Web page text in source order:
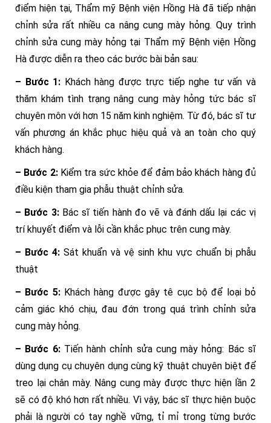
điểm hiện tại, Thẩm mỹ Bệnh viện Hồng Hà đã tiếp nhận
chỉnh sửa rất nhiều ca nâng cung mày hỏng. Quy trình
chỉnh sửa cung mày hỏng tại Thẩm mỹ Bệnh viện Hồng
Hà được diễn ra theo các bước bài bản sau:
– Bước 1: Khách hàng được trực tiếp nghe tư vấn và
thăm khám tình trạng nâng cung mày hỏng tức bác sĩ
chuyên môn với hơn 15 năm kinh nghiệm. Từ đó, bác sĩ tư
vấn phương án khắc phục hiệu quả và an toàn cho quý
khách hàng.
– Bước 2:Kiểm tra sức khỏe để đảm bảo khách hàng đủ
điều kiện tham gia phẫu thuật chỉnh sửa.
– Bước 3:Bác sĩ tiến hành đo vẽ và đánh dấu lại các vị
trí khuyết điểm và lỗi cần khắc phục trên cung mày.
– Bước 4: Sát khuẩn và vệ sinh khu vực chuẩn bị phẫu
thuật
– Bước 5:Khách hàng được gây tê cục bộ để loại bỏ
cảm giác khó chịu, đau đớn trong quá trình chỉnh sửa
cung mày hỏng.
– Bước 6:Tiến hành chỉnh sửa cung mày hỏng: Bác sĩ
dùng dụng cụ chuyên dụng cùng kỹ thuật chuyên biệt để
treo lại chân mày. Nâng cung mày được thực hiện lần 2
sẽ có độ khó hơn rất nhiều. Vì vậy, bác sĩ thực hiện buộc
phải là người có tay nghề vững, tỉ mỉ trong từng bước